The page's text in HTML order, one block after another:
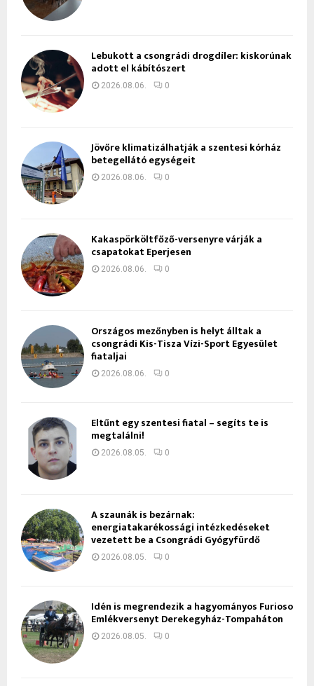
Lebukott a csongrádi drogdíler: kiskorúnak
adott el kábítószert
2026.08.06. 0
Jövőre klimatizálhatják a szentesi kórház
betegellátó egységeit
2026.08.06. 0
Kakaspörköltfőző-versenyre várják a
csapatokat Eperjesen
2026.08.06. 0
Országos mezőnyben is helyt álltak a
csongrádi Kis-Tisza Vízi-Sport Egyesület
fiataljai
2026.08.06. 0
Eltűnt egy szentesi fiatal – segíts te is
megtalálni!
2026.08.05. 0
A szaunák is bezárnak:
energiatakarékossági intézkedéseket
vezetett be a Csongrádi Gyógyfürdő
2026.08.05. 0
Idén is megrendezik a hagyományos Furioso
Emlékversenyt Derekegyház-Tompaháton
2026.08.05. 0